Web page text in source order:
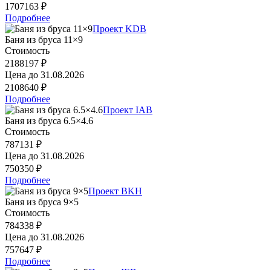
1707163 ₽
Подробнее
Проект KDB
Баня из бруса 11×9
Стоимость
2188197 ₽
Цена до 31.08.2026
2108640 ₽
Подробнее
Проект IAB
Баня из бруса 6.5×4.6
Стоимость
787131 ₽
Цена до 31.08.2026
750350 ₽
Подробнее
Проект BKH
Баня из бруса 9×5
Стоимость
784338 ₽
Цена до 31.08.2026
757647 ₽
Подробнее